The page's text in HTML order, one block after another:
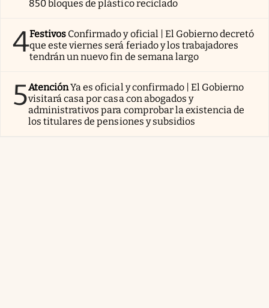
850 bloques de plástico reciclado
4Festivos Confirmado y oficial | El Gobierno decretó
que este viernes será feriado y los trabajadores
tendrán un nuevo fin de semana largo
5AtenciónYa es oficial y confirmado | El Gobierno
visitará casa por casa con abogados y
administrativos para comprobar la existencia de
los titulares de pensiones y subsidios